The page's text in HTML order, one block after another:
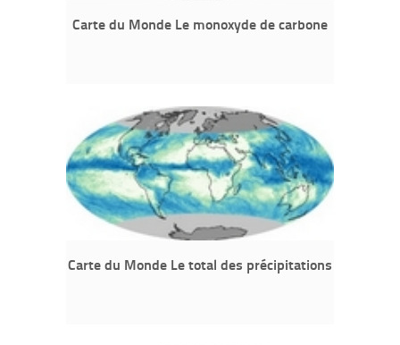
Carte du Monde Le monoxyde de carbone
Carte du Monde Le total des précipitations